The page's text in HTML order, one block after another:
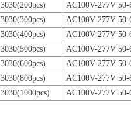
3030(200pcs)
AC100V-277V 50-
3030(300pcs)
AC100V-277V 50-
3030(400pcs)
AC100V-277V 50-
3030(500pcs)
AC100V-277V 50-
3030(600pcs)
AC100V-277V 50-
3030(800pcs)
AC100V-277V 50-
3030(1000pcs) AC100V-277V 50-